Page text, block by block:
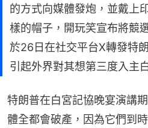
的方式向媒體發炮，並戴上
樣的帽子，開玩笑宣布將競
於26日在社交平台X轉發特
引起外界對其想第三度入主
特朗普在白宮記協晚宴演講
體全都會破產，因為它們到